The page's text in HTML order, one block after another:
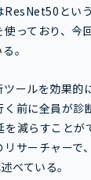
ResNet50とい
っており、今
。
ツールを効果
前に全員が診
を減らすこと
サーチャーで
べている。